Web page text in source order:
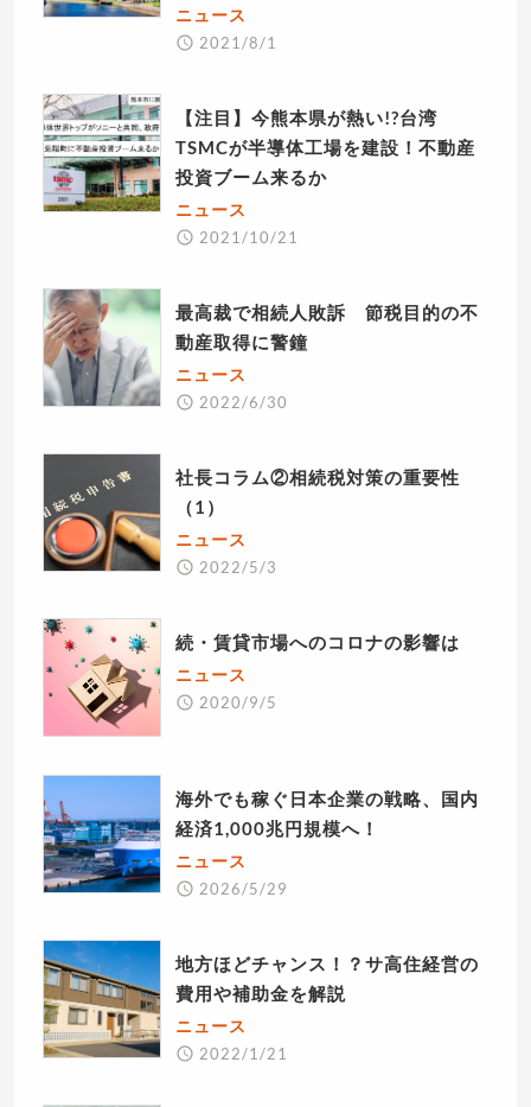
ニュース
2021/8/1
【注目】今熊本県が熱い!?台湾
TSMCが半導体工場を建設！不動産
投資ブーム来るか
ニュース
2021/10/21
最高裁で相続人敗訴 節税目的の不
動産取得に警鐘
ニュース
2022/6/30
社長コラム②相続税対策の重要性
（1）
ニュース
2022/5/3
続・賃貸市場へのコロナの影響は
ニュース
2020/9/5
海外でも稼ぐ日本企業の戦略、国内
経済1,000兆円規模へ！
ニュース
2026/5/29
地方ほどチャンス！？サ高住経営の
費用や補助金を解説
ニュース
2022/1/21